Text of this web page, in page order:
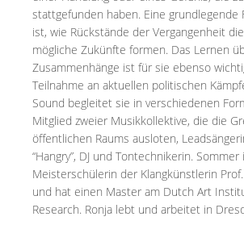
stattgefunden haben. Eine grundlegende
ist, wie Rückstände der Vergangenheit
mögliche Zukünfte formen. Das Lernen
Zusammenhänge ist für sie ebenso
Teilnahme an aktuellen politischen
Sound begleitet sie in verschiedenen
Mitglied zweier Musikkollektive, die die
öffentlichen Raums ausloten,
“Hangry”, DJ und Tontechnikerin. Sommer
Meisterschülerin der Klangkünstlerin
und hat einen Master am Dutch Art
Research. Ronja lebt und arbeitet in